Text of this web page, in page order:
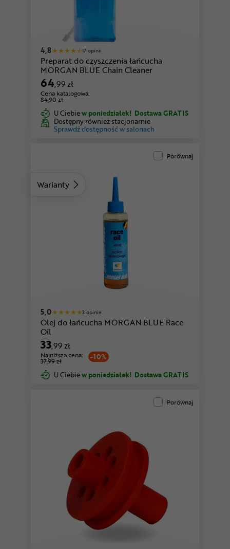
4,8 17 opinii
Preparat do czyszczenia łańcucha
MORGAN BLUE Chain Cleaner
64,99 zł
Cena katalogowa:
84,90 zł
U Ciebiew poniedziałek! Dostawa GRATIS
Dostępny również stacjonarnie
Sprawdź dostępność w salonach
Warianty
Porównaj
5,0 3 opinie
Olej do łańcucha MORGAN BLUE Race
Oil
33,99 zł
-10%
Najniższa cena:
37,99 zł
U Ciebiew poniedziałek! Dostawa GRATIS
Porównaj